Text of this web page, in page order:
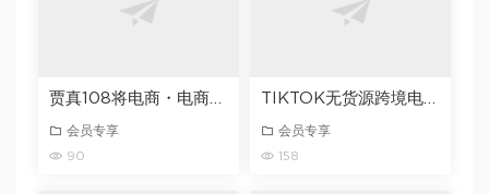
贾真108将电商・电商圈实战干货（2023-2026年），覆盖淘系、拼多多、抖音、小红书等多平台，助力电商人避开坑、提效率、稳盈利
会员专享
90
TIKTOK无货源跨境电商防封指南10条视频带货流程让自己的店铺持续出单【文档】
会员专享
158